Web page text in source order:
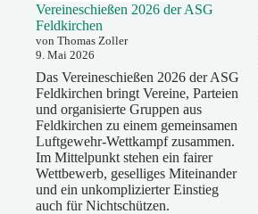
Vereineschießen 2026 der ASG
Feldkirchen
von Thomas Zoller
9. Mai 2026
Das Vereineschießen 2026 der ASG
Feldkirchen bringt Vereine, Parteien
und organisierte Gruppen aus
Feldkirchen zu einem gemeinsamen
Luftgewehr-Wettkampf zusammen.
Im Mittelpunkt stehen ein fairer
Wettbewerb, geselliges Miteinander
und ein unkomplizierter Einstieg
auch für Nichtschützen.